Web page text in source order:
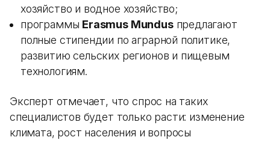
хозяйство и водное хозяйство;
программы Erasmus Mundusпредлагают
полные стипендии по аграрной политике,
развитию сельских регионов и пищевым
технологиям.
Эксперт отмечает, что спрос на таких
специалистов будет только расти: изменение
климата, рост населения и вопросы